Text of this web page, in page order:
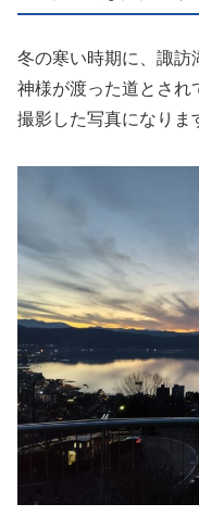
冬の寒い時期に、諏訪
神様が渡った道とされ
撮影した写真になりま